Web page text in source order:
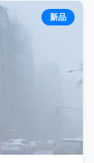
新品